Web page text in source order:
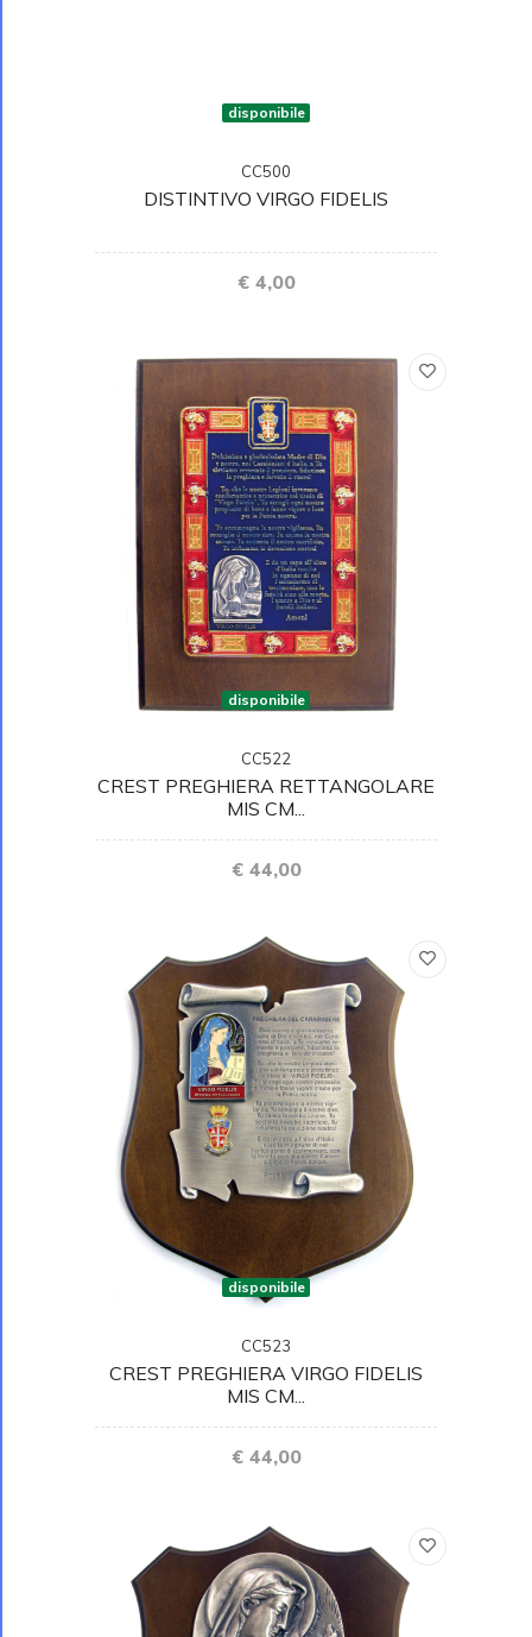
disponibile
CC500
DISTINTIVO VIRGO FIDELIS
€ 4,00
disponibile
CC522
CREST PREGHIERA RETTANGOLARE
MIS CM...
€ 44,00
disponibile
CC523
CREST PREGHIERA VIRGO FIDELIS
MIS CM...
€ 44,00